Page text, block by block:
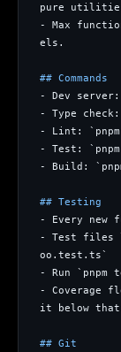
pure
- Max
els.
## Commands
- Dev server:
- Type
- Lint:
- Test:
- Build:
## Testing
- Every new
- Test files
oo.test.ts`
- Run `pnpm
- Coverage
it below
## Git